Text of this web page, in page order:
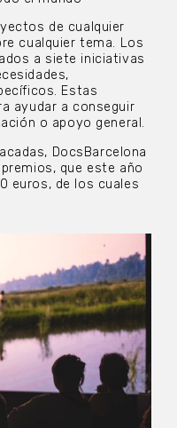
de cualquier
cualquier tema. Los
a siete iniciativas
Estas
ayudar a conseguir
o apoyo general.
DocsBarcelona
que este año
euros, de los cuales